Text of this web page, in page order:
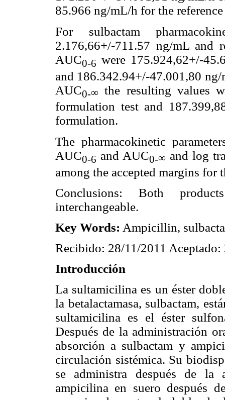
85.966 ng/mL/h for the
For sulbactam
2.176,66+/-711.57 ng/mL and
AUC0-6 were 175.924,62+/-
and 186.342.94+/-47.001,80
AUC0-∞ the resulting values
formulation test and
formulation.
The pharmacokinetic
AUC0-6 and AUC0-∞ and log
among the accepted margins for
Conclusions: Both
interchangeable.
Key Words: Ampicillin,
Recibido: 28/11/2011
Introducción
La sultamicilina es un éster
la betalactamasa, sulbactam,
sultamicilina es el éster
Después de la administración
absorción a sulbactam y
circulación sistémica. Su
se administra después de la
ampicilina en suero después